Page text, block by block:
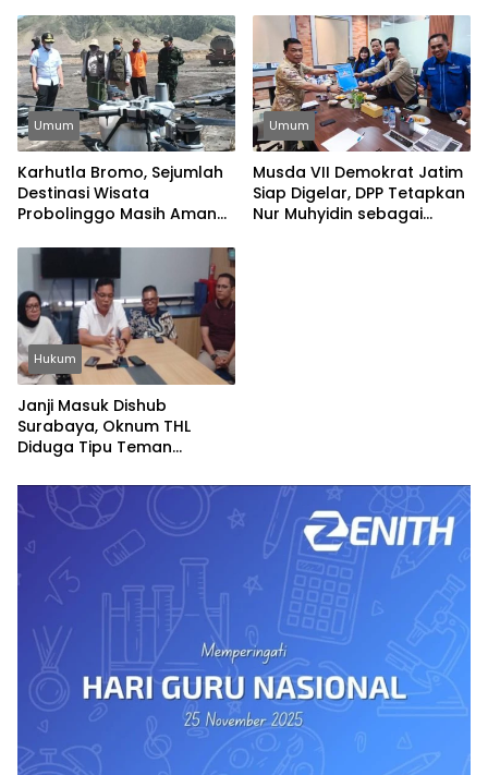
Umum
Karhutla Bromo, Sejumlah
Destinasi Wisata
Probolinggo Masih Aman
Umum
Musda VII Demokrat Jatim
Siap Digelar, DPP Tetapkan
Nur Muhyidin sebagai
Hukum
Janji Masuk Dishub
Surabaya, Oknum THL
Diduga Tipu Teman